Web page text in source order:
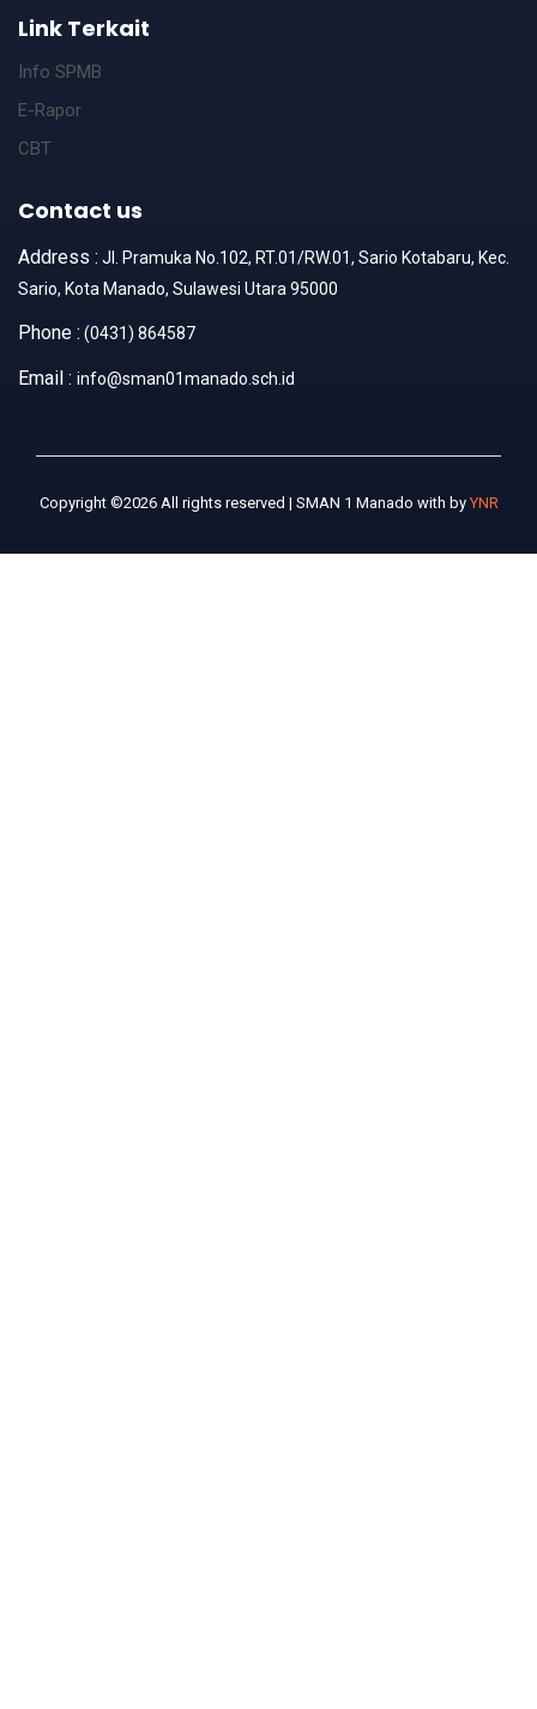
Link Terkait
Info SPMB
E-Rapor
CBT
Contact us
Address : Jl. Pramuka No.102, RT.01/RW.01, Sario Kotabaru, Kec.
Sario, Kota Manado, Sulawesi Utara 95000
Phone : (0431) 864587
Email : info@sman01manado.sch.id
Copyright ©2026 All rights reserved | SMAN 1 Manado with byYNR